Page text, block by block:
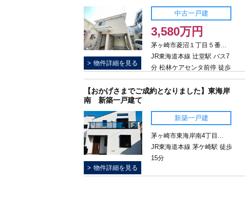
物件詳細を見る
中古一戸建
3,580万円
茅ヶ崎市菱沼１丁目５番...
JR東海道本線 辻堂駅 バス7
分 松林ケアセンタ前停 徒歩
1分
【おかげさまでご成約となりました】東海岸
南 新築一戸建て
物件詳細を見る
新築一戸建
茅ヶ崎市東海岸南4丁目...
JR東海道本線 茅ケ崎駅 徒歩
15分